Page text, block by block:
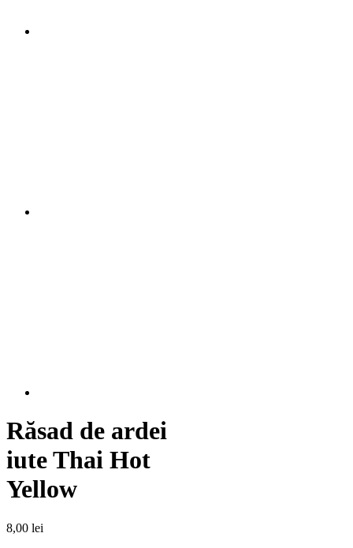
Răsad de ardei
iute Thai Hot
Yellow
8,00 lei